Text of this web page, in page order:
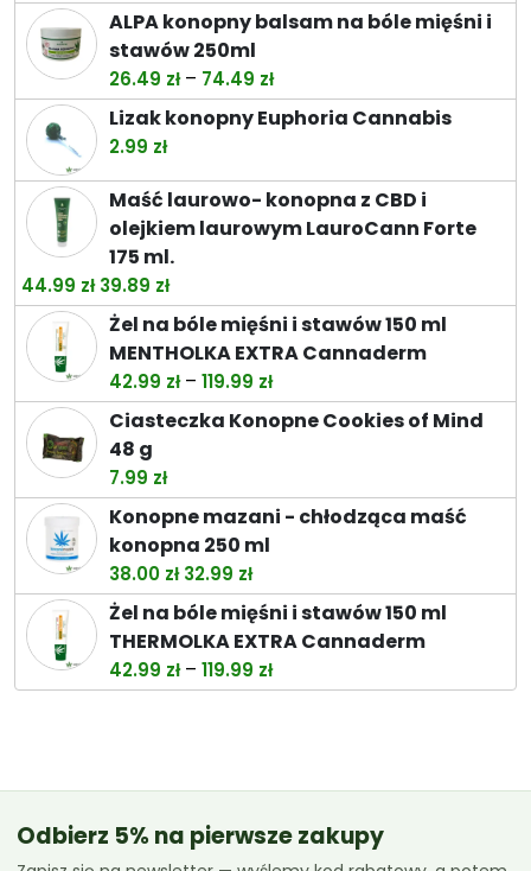
ALPA konopny balsam na bóle mięśni i
stawów 250ml
26.49 zł – 74.49 złZakres
cen:
od
do
74.49 zł
Lizak konopny Euphoria Cannabis
2.99 zł
Maść laurowo- konopna z CBD i
olejkiem laurowym LauroCann Forte
175 ml.
44.99 zł Pierwotna
cena
wynosiła:
44.99 zł.
39.89 złAktualna
cena
wynosi:
39.89 zł.
Żel na bóle mięśni i stawów 150 ml
MENTHOLKA EXTRA Cannaderm
42.99 zł – 119.99 złZakres
cen:
od
do
119.99 zł
Ciasteczka Konopne Cookies of Mind
48 g
7.99 zł
Konopne mazani - chłodząca maść
konopna 250 ml
38.00 zł Pierwotna
cena
wynosiła:
38.00 zł.
32.99 złAktualna
cena
wynosi:
32.99 zł.
Żel na bóle mięśni i stawów 150 ml
THERMOLKA EXTRA Cannaderm
42.99 zł – 119.99 złZakres
cen:
Odbierz 5% na pierwsze zakupy